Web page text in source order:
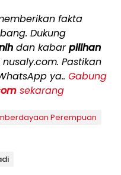
fakta
Dukung
dan kabarpilihan
Pastikan
ya.. Gabung
sekarang
Perempuan